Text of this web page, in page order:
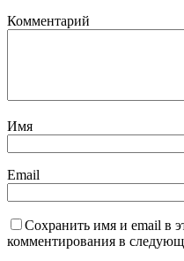
Комментарий
Имя
Email
Сохранить имя и email в
комментирования в